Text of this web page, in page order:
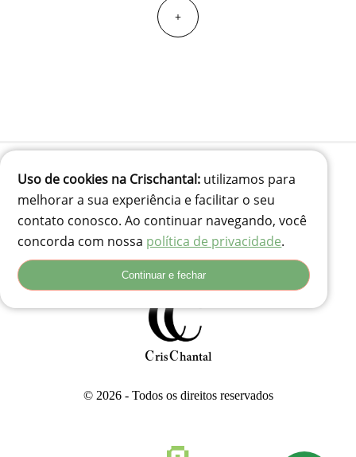
+
(41) 99834-3707
contato@crischantal.com.br
Rua Durval jungles 240 - Pinheirinho, Curitiba-PR
Rua Adolfo Corso, 74 - Santa Rita, Lages - SC, 88503-180
© 2026 - Todos os direitos reservados
Uso de cookies na Crischantal: utilizamos para
melhorar a sua experiência e facilitar o seu
contato conosco. Ao continuar navegando, você
concorda com nossa política de privacidade.
Continuar e fechar